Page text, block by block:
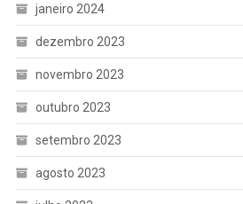
janeiro 2024
dezembro 2023
novembro 2023
outubro 2023
setembro 2023
agosto 2023